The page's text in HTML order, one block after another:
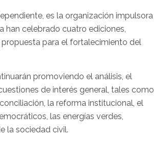
es la organización impulsora
han celebrado cuatro ediciones,
para el fortalecimiento del
promoviendo el análisis, el
de interés general, tales como
la reforma institucional, el
las energías verdes,
la sociedad civil.